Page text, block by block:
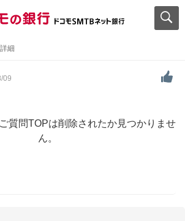
詳細
09
質問TOPは削除されたか見つかりませ
ん。